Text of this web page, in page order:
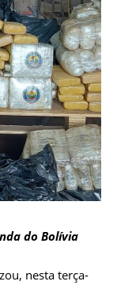
do Bolívia
nesta terça-